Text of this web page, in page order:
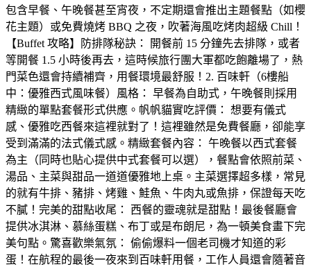
包含早餐、午晚餐甚至宵夜，不定期還會推出主題餐點（如櫻
花主題）或免費燒烤 BBQ 之夜，吹著海風吃烤肉超級 Chill！
【Buffet 攻略】防排隊秘訣： 開餐前 15 分鐘先去排隊，或者
等開餐 1.5 小時後再去，這時候旅行團大軍都吃飽離場了，熱
門菜色還會持續補齊，用餐環境最舒服！2. 百味軒（6樓船
中：優雅西式風味餐）風格： 早餐為自助式，午晚餐則採用
精緻的單點套餐形式供應。帆帆貓實吃評價： 想要有儀式
感、優雅吃西餐來這裡就對了！這裡雖然是免費餐廳，卻能享
受到滿滿的法式儀式感。精緻套餐內容： 午晚餐以西式套餐
為主（同時也貼心提供中式套餐可以選），餐點會依照前菜、
湯品、主菜與甜品一道道優雅地上桌。主菜選擇超多樣，常見
的就有牛排、豬排、烤雞、鮭魚、牛肉丸或魚排，保證每天吃
不膩！完美的甜點收尾： 西餐的靈魂就是甜點！最後餐廳會
提供冰淇淋、慕絲蛋糕、布丁或是布朗尼，為一頓美食畫下完
美句點。驚喜歡樂氣氛： 偷偷爆料一個老司機才知道的彩
蛋！在航程的最後一夜來到百味軒用餐，工作人員還會隨著音